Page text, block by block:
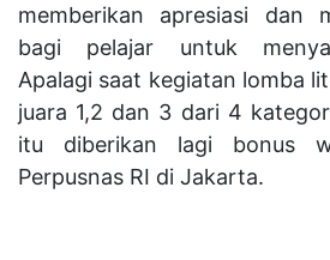
memberikan apresiasi dan
bagi pelajar untuk
Apalagi saat kegiatan lomba
juara 1,2 dan 3 dari 4
itu diberikan lagi bonus
Perpusnas RI di Jakarta.